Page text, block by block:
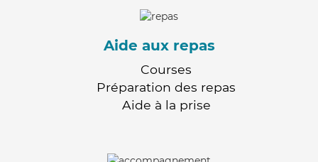
Aide aux repas
Courses
Préparation des repas
Aide à la prise